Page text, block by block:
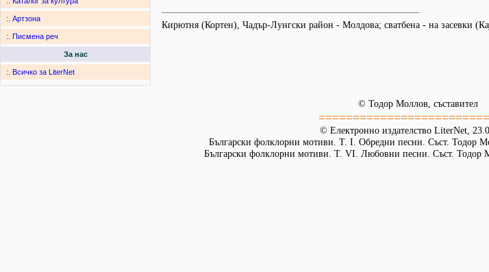
:. Артзона
:. Писмена реч
За нас
:. Всичко за LiterNet
Кирютня (Кортен), Чадър-Лунгски район - Молдова; сватбена - на засевки
© Тодор Моллов, съставител
© Електронно издателство LiterNet,
Български фолклорни мотиви. Т. І. Обредни песни. Съст. Тодор
Български фолклорни мотиви. Т. VІ. Любовни песни. Съст. Тодор